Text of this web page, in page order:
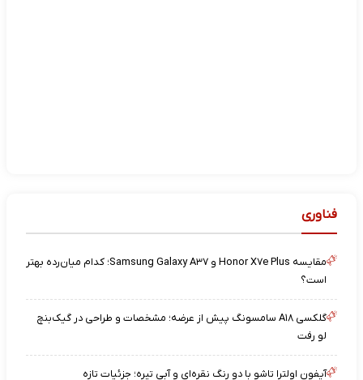
فناوری
مقایسه Honor X۷e Plus و Samsung Galaxy A۳۷؛ کدام میان‌رده بهتر
است؟
گلکسی A۱۸ سامسونگ پیش از عرضه؛ مشخصات و طراحی در گیک‌بنچ
لو رفت
آیفون اولترا تاشو با دو رنگ نقره‌ای و آبی تیره؛ جزئیات تازه